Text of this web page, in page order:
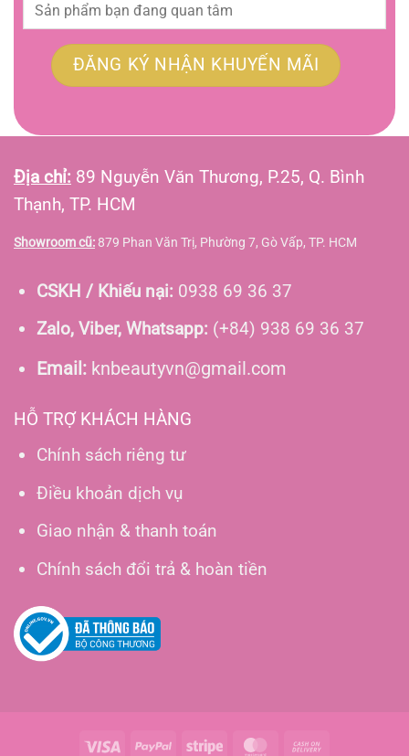
Địa chỉ: 89 Nguyễn Văn Thương, P.25, Q. Bình
Thạnh, TP. HCM
Showroom cũ: 879 Phan Văn Trị, Phường 7, Gò Vấp, TP. HCM
CSKH / Khiếu nại: 0938 69 36 37
Zalo, Viber, Whatsapp: (+84) 938 69 36 37
Email:knbeautyvn@gmail.com
HỖ TRỢ KHÁCH HÀNG
Chính sách riêng tư
Điều khoản dịch vụ
Giao nhận & thanh toán
Chính sách đổi trả & hoàn tiền
Visa PayPal Stripe MasterCard